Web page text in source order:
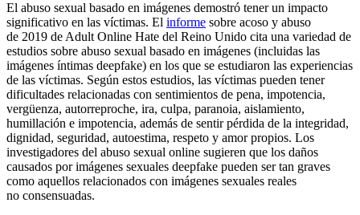
El abuso sexual basado en imágenes demostró tener un impacto
significativo en las víctimas. El informe sobre acoso y abuso
de 2019 de Adult Online Hate del Reino Unido cita una variedad de
estudios sobre abuso sexual basado en imágenes (incluidas las
imágenes íntimas deepfake) en los que se estudiaron las experiencias
de las víctimas. Según estos estudios, las víctimas pueden tener
dificultades relacionadas con sentimientos de pena, impotencia,
vergüenza, autorreproche, ira, culpa, paranoia, aislamiento,
humillación e impotencia, además de sentir pérdida de la integridad,
dignidad, seguridad, autoestima, respeto y amor propios. Los
investigadores del abuso sexual online sugieren que los daños
causados por imágenes sexuales deepfake pueden ser tan graves
como aquellos relacionados con imágenes sexuales reales
no consensuadas.